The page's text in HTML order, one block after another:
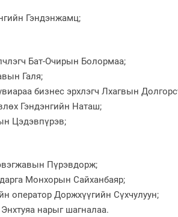
Гэндэнжамц;
Бат-Очирын Болормаа;
Галя;
бизнес эрхлэгч Лхагвын
Гэндэнгийн Наташ;
Цэдэвпүрэв;
Пүрэвдорж;
Монхорын Сайханбаяр;
оператор Доржхүүгийн Сүхчулуун;
нарыг шагналаа.